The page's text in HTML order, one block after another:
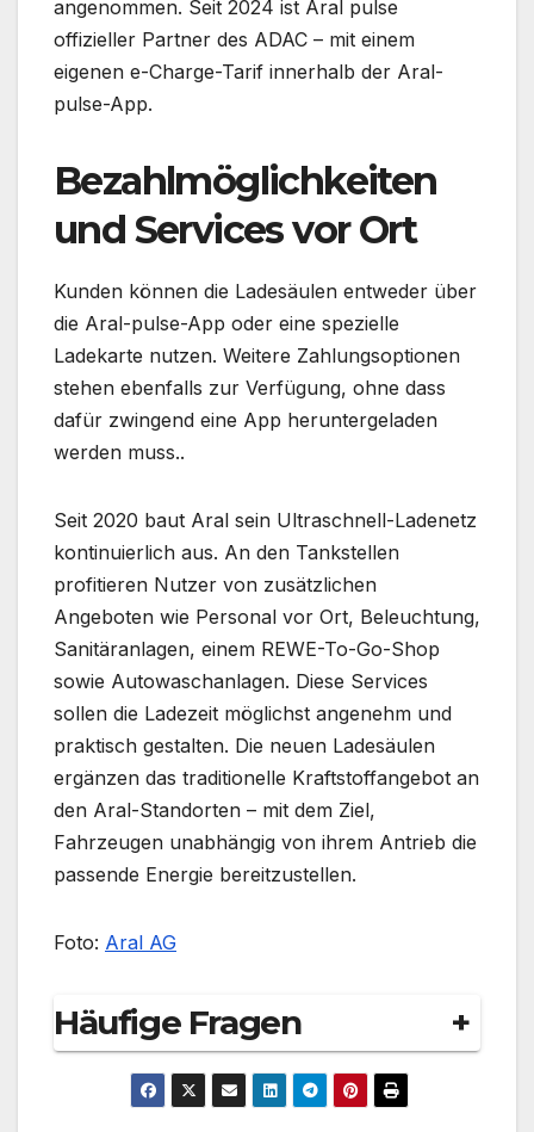
angenommen. Seit 2024 ist Aral pulse
offizieller Partner des ADAC – mit einem
eigenen e-Charge-Tarif innerhalb der Aral-
pulse-App.
Bezahlmöglichkeiten
und Services vor Ort
Kunden können die Ladesäulen entweder über
die Aral-pulse-App oder eine spezielle
Ladekarte nutzen. Weitere Zahlungsoptionen
stehen ebenfalls zur Verfügung, ohne dass
dafür zwingend eine App heruntergeladen
werden muss..
Seit 2020 baut Aral sein Ultraschnell-Ladenetz
kontinuierlich aus. An den Tankstellen
profitieren Nutzer von zusätzlichen
Angeboten wie Personal vor Ort, Beleuchtung,
Sanitäranlagen, einem REWE-To-Go-Shop
sowie Autowaschanlagen. Diese Services
sollen die Ladezeit möglichst angenehm und
praktisch gestalten. Die neuen Ladesäulen
ergänzen das traditionelle Kraftstoffangebot an
den Aral-Standorten – mit dem Ziel,
Fahrzeugen unabhängig von ihrem Antrieb die
passende Energie bereitzustellen.
Foto: Aral AG
Häufige Fragen +